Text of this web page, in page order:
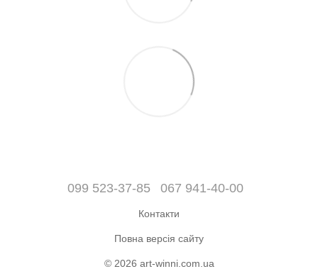
099 523-37-85 067 941-40-00
Контакти
Повна версія сайту
© 2026 art-winni.com.ua